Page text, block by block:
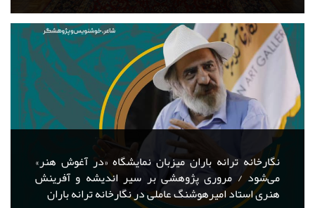
نگارخانه ترانه باران میزبان نمایشگاه «در آغوش هنر»
می‌شود / مروری پژوهشی بر سیر اندیشه و آفرینش
هنری استاد امیرهوشنگ عاملی در نگارخانه ترانه باران